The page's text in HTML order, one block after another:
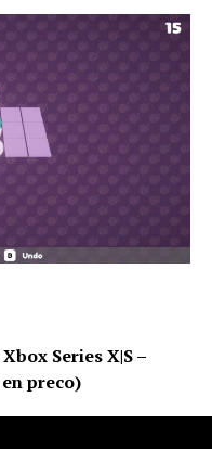
Series X|S –
preco)